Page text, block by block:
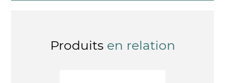
Produits en relation